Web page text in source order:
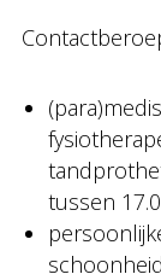
tussen